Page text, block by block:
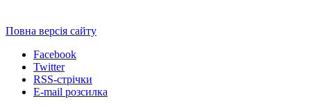
Повна версія сайту
Facebook
Twitter
RSS-стрічки
E-mail розсилка